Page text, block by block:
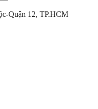
Quận 12, TP.HCM